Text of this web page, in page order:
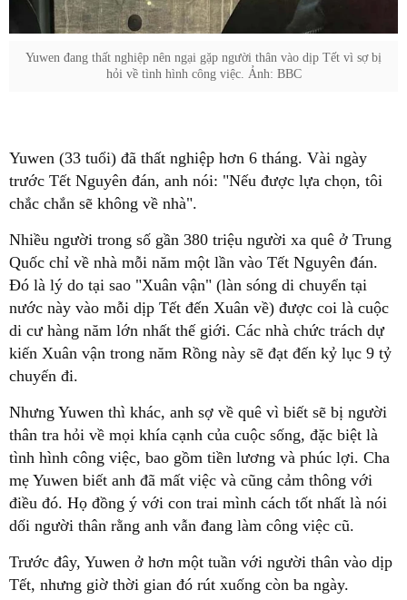
Yuwen đang thất nghiệp nên ngại gặp người thân vào dịp Tết vì sợ bị
hỏi về tình hình công việc. Ảnh: BBC
Yuwen (33 tuổi) đã thất nghiệp hơn 6 tháng. Vài ngày
trước Tết Nguyên đán, anh nói: "Nếu được lựa chọn, tôi
chắc chắn sẽ không về nhà".
Nhiều người trong số gần 380 triệu người xa quê ở Trung
Quốc chỉ về nhà mỗi năm một lần vào Tết Nguyên đán.
Đó là lý do tại sao "Xuân vận" (làn sóng di chuyển tại
nước này vào mỗi dịp Tết đến Xuân về) được coi là cuộc
di cư hàng năm lớn nhất thế giới. Các nhà chức trách dự
kiến Xuân vận trong năm Rồng này sẽ đạt đến kỷ lục 9 tỷ
chuyến đi.
Nhưng Yuwen thì khác, anh sợ về quê vì biết sẽ bị người
thân tra hỏi về mọi khía cạnh của cuộc sống, đặc biệt là
tình hình công việc, bao gồm tiền lương và phúc lợi. Cha
mẹ Yuwen biết anh đã mất việc và cũng cảm thông với
điều đó. Họ đồng ý với con trai mình cách tốt nhất là nói
dối người thân rằng anh vẫn đang làm công việc cũ.
Trước đây, Yuwen ở hơn một tuần với người thân vào dịp
Tết, nhưng giờ thời gian đó rút xuống còn ba ngày.